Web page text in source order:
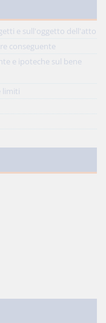
e sull'oggetto dell'atto
conseguente
e ipoteche sul bene
limiti